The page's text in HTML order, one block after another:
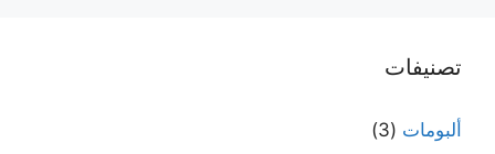
تصنيفات
ألبومات (3)